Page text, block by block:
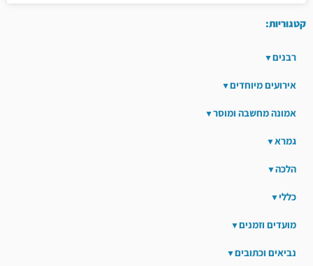
קטגוריות:
רבנים
אירועים מיוחדים
אמונה מחשבה ומוסר
גמרא
הלכה
כללי
מועדים וזמנים
נביאים וכתובים